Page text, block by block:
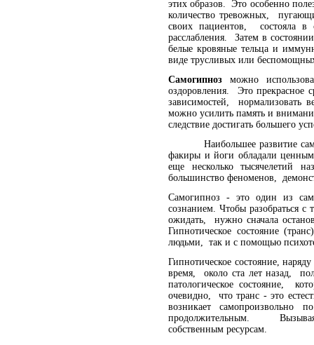
этих образов. Это особенно
количество тревожных,
своих пациентов, состояла в
расслабления. Затем в
белые кровяные тельца и
виде трусливых или
Самогипноз можно
оздоровления. Это прекрасное
зависимостей, нормализовать
можно усилить память и
следствие достигать большего
Наибольшее развитие
факиры и йоги обладали
еще несколько тысячелетий
большинство феноменов,
Самогипноз - это один из
сознанием. Чтобы разобраться
ожидать, нужно сначала
Гипнотическое состояние
людьми, так и с помощью
Гипнотическое состояние,
время, около ста лет назад,
патологическое состояние,
очевидно, что транс - это
возникает
продолжительным. Вызывая
собственным ресурсам.